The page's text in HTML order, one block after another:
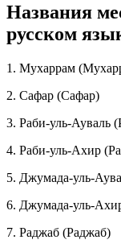
Названия
русском
1. Мухаррам
2. Сафар (Сафар)
3. Раби-уль-Ауваль
4. Раби-уль-Ахир
5. Джумада-уль-
6. Джумада-уль-
7. Раджаб (Раджаб)